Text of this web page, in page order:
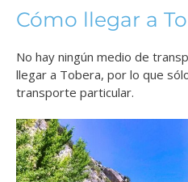
Cómo llegar a
No hay ningún medio de
llegar a Tobera, por lo que
transporte particular.